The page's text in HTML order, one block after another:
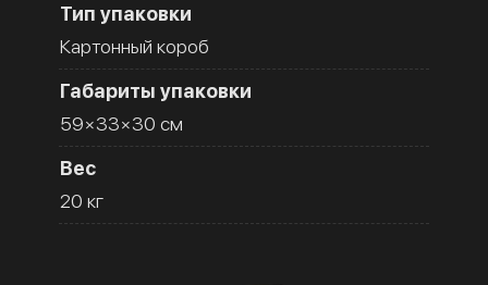
Тип упаковки
Картонный короб
Габариты упаковки
59×33×30 см
Вес
20 кг